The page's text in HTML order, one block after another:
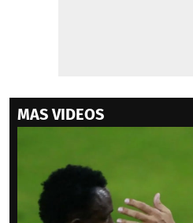
MAS VIDEOS